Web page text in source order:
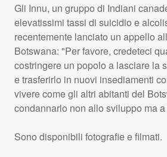
Gli Innu, un gruppo di Indiani
elevatissimi tassi di suicidio e
recentemente lanciato un appello
Botswana: "Per favore, credeteci
costringere un popolo a lasciare la
e trasferirlo in nuovi insediamenti
vivere come gli altri abitanti del
condannarlo non allo sviluppo ma
Sono disponibili fotografie e filmati.